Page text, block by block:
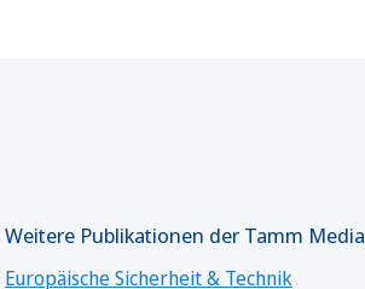
Weitere Publikationen der Tamm Media
Europäische Sicherheit & Technik